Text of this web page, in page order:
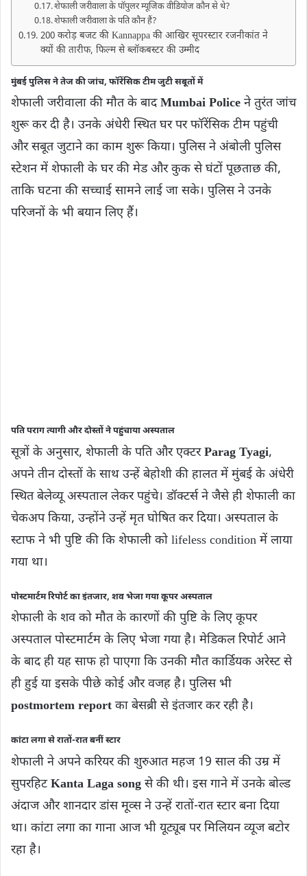
शेफाली जरीवाला के पॉपुलर म्यूजिक वीडियोज कौन से थे?
शेफाली जरीवाला के पति कौन हैं?
200 करोड़ बजट की Kannappa की आखिर सूपरस्‍टार रजनीकांत ने
क्‍यों की तारीफ, फ‍िल्‍म से ब्लॉकबस्टर की उम्मीद
मुंबई पुलिस ने तेज की जांच, फॉरेंसिक टीम जुटी सबूतों में
शेफाली जरीवाला की मौत के बादMumbai Police ने तुरंत जांच
शुरू कर दी है। उनके अंधेरी स्थित घर पर फॉरेंसिक टीम पहुंची
और सबूत जुटाने का काम शुरू किया। पुलिस ने अंबोली पुलिस
स्टेशन में शेफाली के घर की मेड और कुक से घंटों पूछताछ की,
ताकि घटना की सच्चाई सामने लाई जा सके। पुलिस ने उनके
परिजनों के भी बयान लिए हैं।
पति पराग त्यागी और दोस्तों ने पहुंचाया अस्पताल
सूत्रों के अनुसार, शेफाली के पति और एक्टरParag Tyagi,
अपने तीन दोस्तों के साथ उन्हें बेहोशी की हालत में मुंबई के अंधेरी
स्थित बेलेव्यू अस्पताल लेकर पहुंचे। डॉक्टर्स ने जैसे ही शेफाली का
चेकअप किया, उन्होंने उन्हें मृत घोषित कर दिया। अस्पताल के
स्टाफ ने भी पुष्टि की कि शेफाली को lifeless condition में लाया
गया था।
पोस्टमार्टम रिपोर्ट का इंतजार, शव भेजा गया कूपर अस्पताल
शेफाली के शव को मौत के कारणों की पुष्टि के लिए कूपर
अस्पताल पोस्टमार्टम के लिए भेजा गया है। मेडिकल रिपोर्ट आने
के बाद ही यह साफ हो पाएगा कि उनकी मौत कार्डियक अरेस्ट से
ही हुई या इसके पीछे कोई और वजह है। पुलिस भी
postmortem report का बेसब्री से इंतजार कर रही है।
कांटा लगा से रातों-रात बनीं स्टार
शेफाली ने अपने करियर की शुरुआत महज 19 साल की उम्र में
सुपरहिटKanta Laga song से की थी। इस गाने में उनके बोल्ड
अंदाज और शानदार डांस मूव्स ने उन्हें रातों-रात स्टार बना दिया
था। कांटा लगा का गाना आज भी यूट्यूब पर मिलियन व्यूज बटोर
रहा है।